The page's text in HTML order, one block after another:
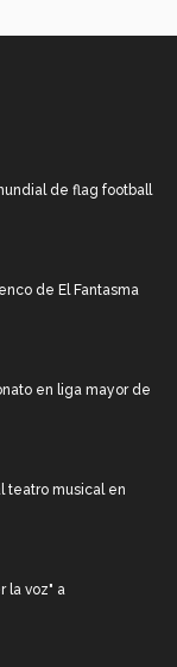
de flag football
de El Fantasma
en liga mayor de
teatro musical en
la voz" a